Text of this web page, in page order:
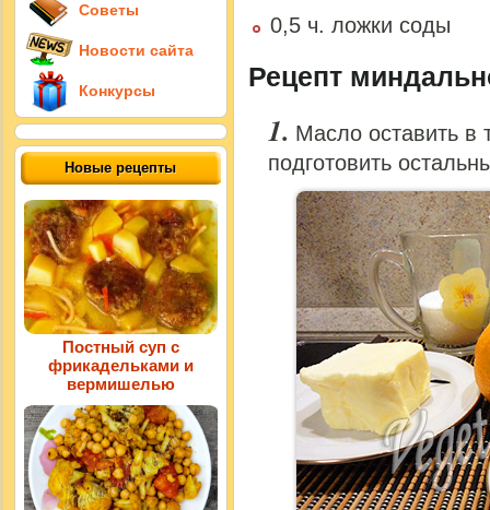
0,5 ч. ложки соды
Рецепт
Масло оставить в
подготовить
Советы
Новости сайта
Конкурсы
Новые рецепты
Постный суп с
фрикадельками и
вермишелью